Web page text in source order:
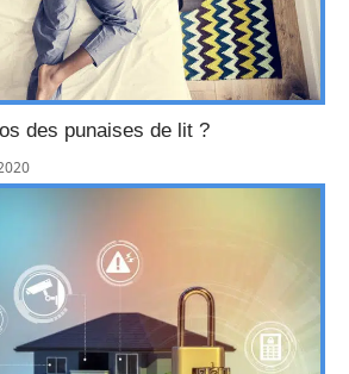
des punaises de lit ?